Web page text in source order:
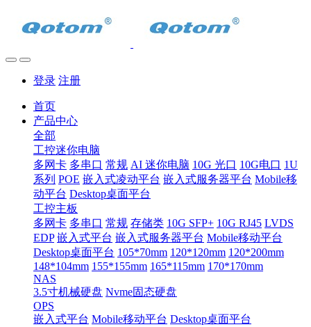
登录 注册
首页
产品中心
全部
工控迷你电脑
多网卡 多串口 常规 AI 迷你电脑 10G 光口 10G电口 1U
系列 POE 嵌入式凌动平台 嵌入式服务器平台 Mobile移
动平台 Desktop桌面平台
工控主板
多网卡 多串口 常规 存储类 10G SFP+ 10G RJ45 LVDS
EDP 嵌入式平台 嵌入式服务器平台 Mobile移动平台
Desktop桌面平台 105*70mm 120*120mm 120*200mm
148*104mm 155*155mm 165*115mm 170*170mm
NAS
3.5寸机械硬盘 Nvme固态硬盘
OPS
嵌入式平台 Mobile移动平台 Desktop桌面平台